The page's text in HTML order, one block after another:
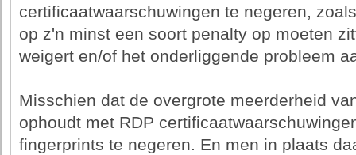
certificaatwaarschuwingen te negeren,
op z'n minst een soort penalty op moeten
weigert en/of het onderliggende probleem
Misschien dat de overgrote meerderheid
ophoudt met RDP
fingerprints te negeren. En men in plaats